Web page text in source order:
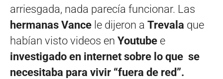
arriesgada, nada parecía funcionar. Las
hermanas Vance le dijeron a Trevala que
habían visto videos en Youtube e
investigado en internet sobre lo que se
necesitaba para vivir “fuera de red”.